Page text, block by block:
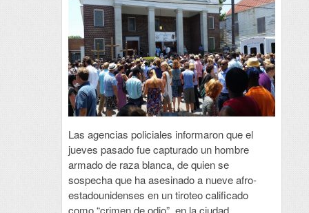
Las agencias policiales informaron que el
jueves pasado fue capturado un hombre
armado de raza blanca, de quien se
sospecha que ha asesinado a nueve afro-
estadounidenses en un tiroteo calificado
como “crimen de odio”, en la ciudad